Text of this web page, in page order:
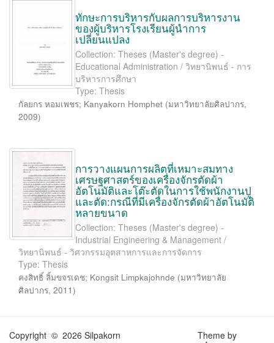
ทักษะการบริหารกับผลการบริหารงาน
ของผู้บริหารโรงเรียนผู้นำการ
เปลี่ยนแปลง
Collection: Theses (Master's degree) -
Educational Administration / วิทยานิพนธ์ - การ
บริหารการศึกษา
Type: Thesis
กัลยกร หอมเพชร; Kanyakorn Homphet (มหาวิทยาลัยศิลปากร,
2009)
การวางแผนการผลิตที่เหมาะสมทาง
เศรษฐศาสตร์ของเครื่องจักรตัดผ้า
อัตโนมัติและโต๊ะตัดในการใช้พนักงานปู
และตัด:กรณีที่มีเครื่องจักรตัดผ้าอัตโนมัติ
หลายขนาด
Collection: Theses (Master's degree) -
Industrial Engineering & Management /
วิทยานิพนธ์ - วิศวกรรมอุตสาหการและการจัดการ
Type: Thesis
คงสิทธิ์ ลิ้มขจรเดช; Kongsit Limpkajohnde (มหาวิทยาลัย
ศิลปากร, 2011)
Copyright © 2026 Silpakorn
Theme by